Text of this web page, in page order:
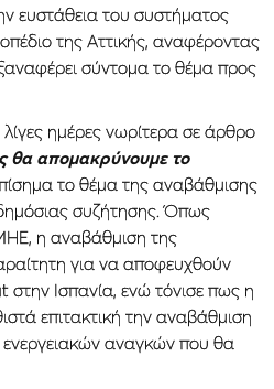
ευστάθεια του συστήματος
της Αττικής, αναφέροντας
σύντομα το θέμα προς
ημέρες νωρίτερα σε άρθρο
θα απομακρύνουμε το
το θέμα της αναβάθμισης
συζήτησης. Όπως
η αναβάθμιση της
για να αποφευχθούν
Ισπανία, ενώ τόνισε πως η
επιτακτική την αναβάθμιση
αναγκών που θα